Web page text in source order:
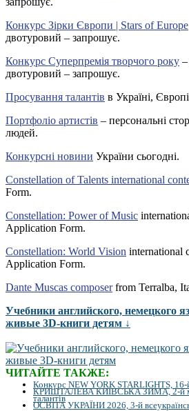
Конкурс Зірки Європи | Stars of Europe
двотуровий – запрошує.
Конкурс Суперпремія творчого року
двотуровий – запрошує.
Просування талантів в Україні, Європі
Портфоліо артистів – персональні
людей.
Конкурсні новини України сьогодні.
Constellation of Talents international
Form.
Constellation: Power of Music
Application Form.
Constellation: World Vision international
Application Form.
Dante Muscas composerfrom Terralba,
Учебники английского, немецкого
живые 3D-книги детям ↓
ЧИТАЙТЕ ТАКЖЕ:
Конкурс NEW YORK STARLIGHTS, 16-
КРИШТАЛЕВА КИЇВСЬКА ЗИМА, 2-й
талантів
ОСВІТА УКРАЇНИ 2026, 3-й